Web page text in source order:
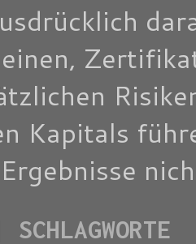
Kapitals